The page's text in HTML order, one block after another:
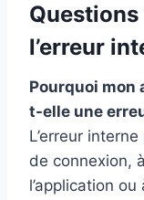
l’erreur
Pourquoi mon
t-elle une
L’erreur
de connexion,
l’application